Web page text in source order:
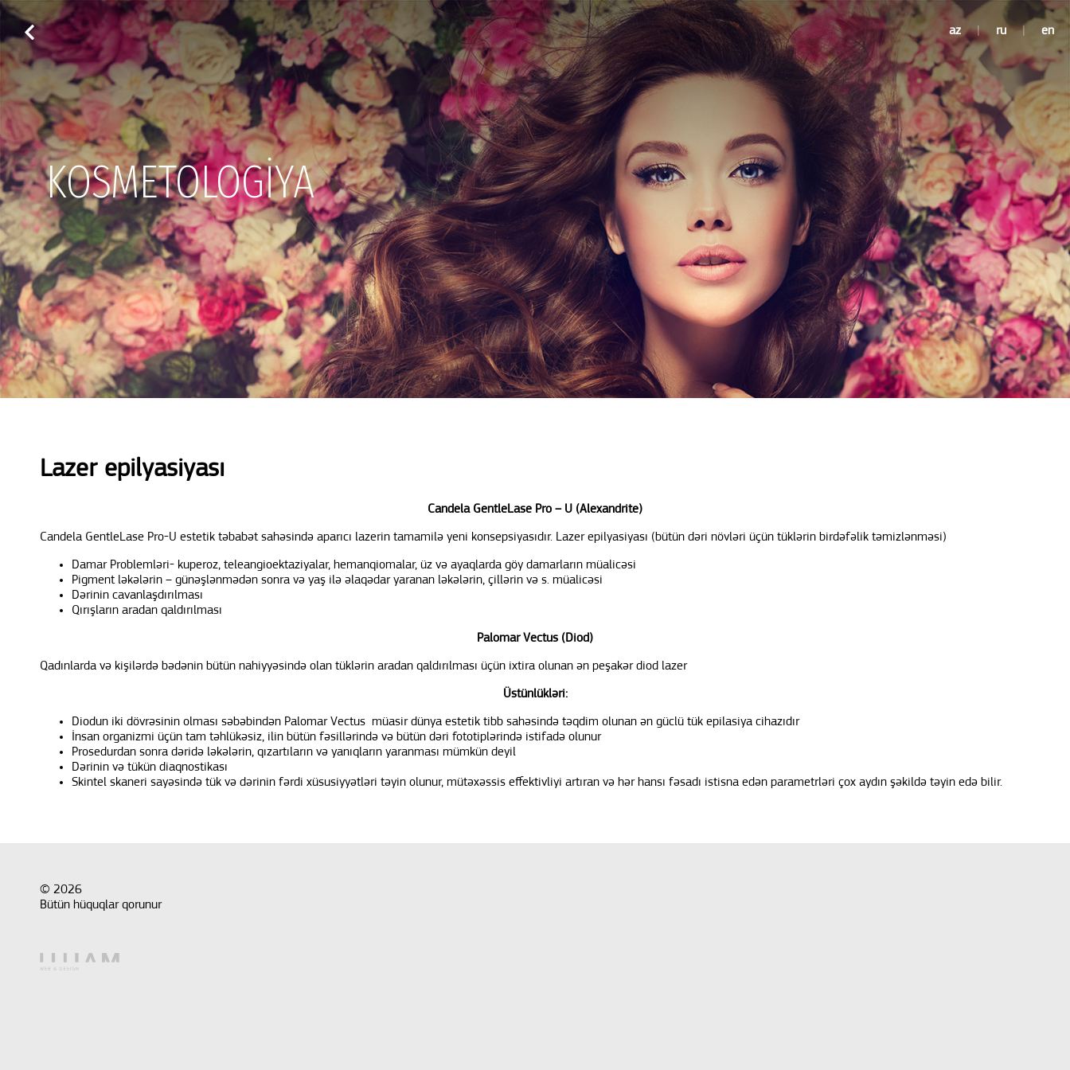
az | ru | en
KOSMETOLOGİYA
Lazer epilyasiyası
Candela GentleLase Pro – U (Alexandrite)
Candela GentleLase Pro-U estetik təbabət sahəsində aparıcı lazerin tamamilə yeni konsepsiyasıdır. Lazer epilyasiyası (bütün dəri növləri üçün tüklərin birdəfəlik təmizlənməsi)
Damar Problemləri- kuperoz, teleangioektaziyalar, hemanqiomalar, üz və ayaqlarda göy damarların müalicəsi
Pigment ləkələrin – günəşlənmədən sonra və yaş ilə əlaqədar yaranan ləkələrin, çillərin və s. müalicəsi
Dərinin cavanlaşdırılması
Qırışların aradan qaldırılması
Palomar Vectus (Diod)
Qadınlarda və kişilərdə bədənin bütün nahiyyəsində olan tüklərin aradan qaldırılması üçün ixtira olunan ən peşakər diod lazer
Üstünlükləri:
Diodun iki dövrəsinin olması səbəbindən Palomar Vectus müasir dünya estetik tibb sahəsində təqdim olunan ən güclü tük epilasiya cihazıdır
İnsan organizmi üçün tam təhlükəsiz, ilin bütün fəsillərində və bütün dəri fototiplərində istifadə olunur
Prosedurdan sonra dəridə ləkələrin, qızartıların və yanıqların yaranması mümkün deyil
Dərinin və tükün diaqnostikası
Skintel skaneri sayəsində tük və dərinin fərdi xüsusiyyətləri təyin olunur, mütəxəssis effektivliyi artıran və hər hansı fəsadı istisna edən parametrləri çox aydın şəkildə təyin edə bilir.
© 2026
Bütün hüquqlar qorunur